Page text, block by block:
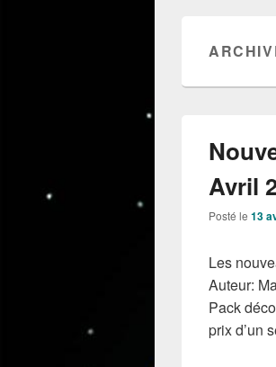
Avril
Posté le 13
Les
Auteur:
Pack
prix d’un